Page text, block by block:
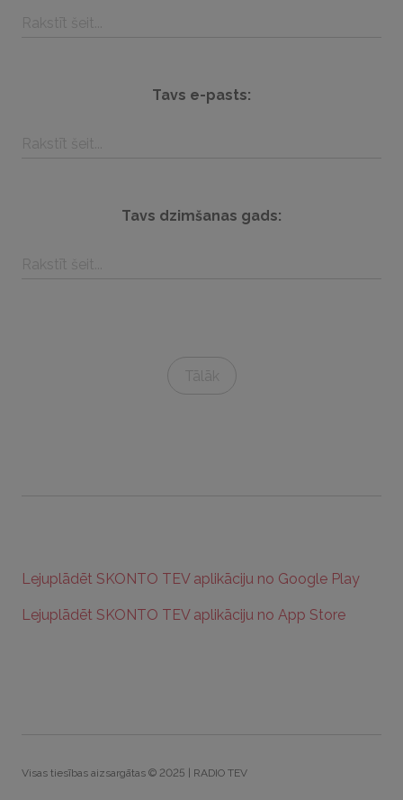
Tavs e-pasts:
Tavs dzimšanas gads:
Tālāk
Lejuplādēt SKONTO TEV aplikāciju no Google Play
Lejuplādēt SKONTO TEV aplikāciju no App Store
Visas tiesības aizsargātas © 2025 | RADIO TEV